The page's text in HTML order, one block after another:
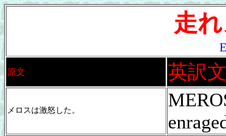
走
原文 英訳
メロスは激怒した。